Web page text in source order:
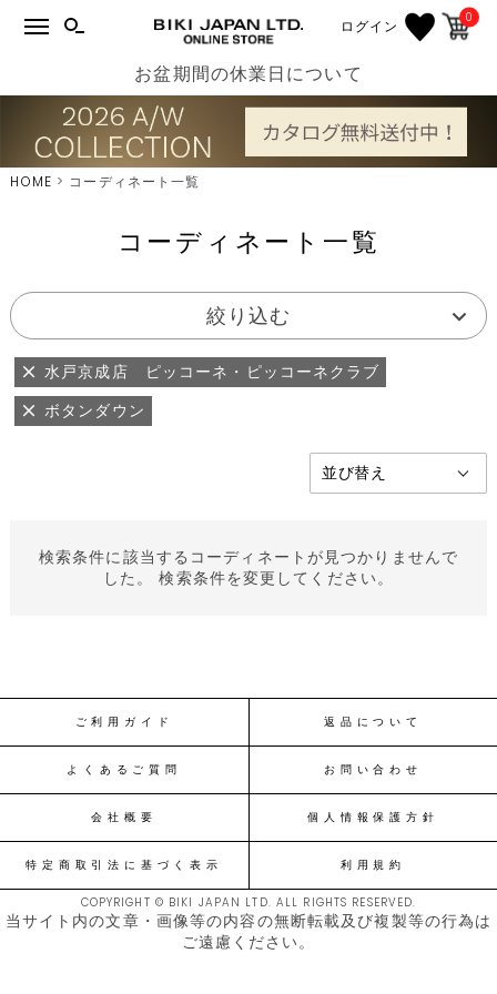
ログイン 0
お盆期間の休業日について
HOME コーディネート一覧
コーディネート一覧
絞り込む
水戸京成店 ピッコーネ・ピッコーネクラブ
ボタンダウン
検索条件に該当するコーディネートが見つかりませんで
した。 検索条件を変更してください。
ご利用ガイド 返品について
よくあるご質問 お問い合わせ
会社概要 個人情報保護方針
特定商取引法に基づく表示 利用規約
COPYRIGHT © BIKI JAPAN LTD. ALL RIGHTS RESERVED.
当サイト内の文章・画像等の内容の無断転載及び複製等の行為は
ご遠慮ください。